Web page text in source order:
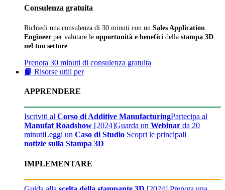
Consulenza gratuita
Richiedi una consulenza di 30 minuti con un Sales Application
Engineer per valutare le opportunità e benefici della stampa 3D
nel tuo settore
Prenota 30 minuti di consulenza gratuita
📙 Risorse utili per
APPRENDERE
Iscriviti al Corso di Additive ManufacturingPartecipa al
Manufat Roadshow [2024]Guarda un Webinar da 20
minutiLeggi un Caso di Studio Scopri le principali
notizie sulla Stampa 3D
IMPLEMENTARE